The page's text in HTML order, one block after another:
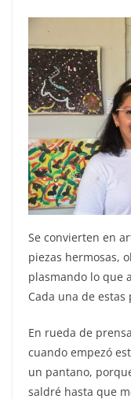
Se convierten en
piezas hermosas,
plasmando lo que
Cada una de
En rueda de
cuando empezó
un pantano,
saldré hasta que